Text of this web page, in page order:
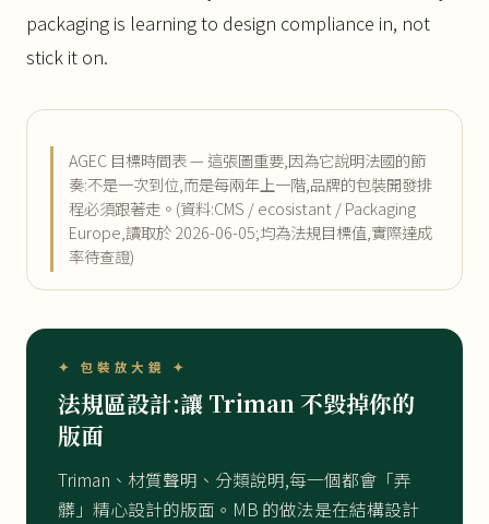
packaging is learning to design compliance in, not
stick it on.
AGEC 目標時間表 — 這張圖重要,因為它說明法國的節
奏:不是一次到位,而是每兩年上一階,品牌的包裝開發排
程必須跟著走。(資料:CMS / ecosistant / Packaging
Europe,讀取於 2026-06-05;均為法規目標值,實際達成
率待查證)
✦ 包裝放大鏡 ✦
法規區設計:讓 Triman 不毀掉你的
版面
Triman、材質聲明、分類說明,每一個都會「弄
髒」精心設計的版面。MB 的做法是在結構設計